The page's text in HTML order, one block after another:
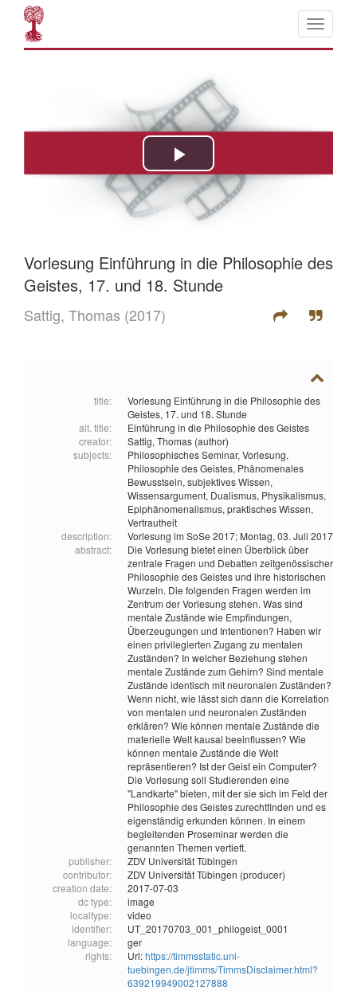
Vorlesung Einführung in die Philosophie des
Geistes, 17. und 18. Stunde
Sattig, Thomas (2017)
title:
Vorlesung Einführung in die Philosophie des
Geistes, 17. und 18. Stunde
alt. title:
Einführung in die Philosophie des Geistes
creator:
Sattig, Thomas (author)
subjects:
Philosophisches Seminar, Vorlesung,
Philosophie des Geistes, Phänomenales
Bewusstsein, subjektives Wissen,
Wissensargument, Dualismus, Physikalismus,
Epiphänomenalismus, praktisches Wissen,
Vertrautheit
description:
Vorlesung im SoSe 2017; Montag, 03. Juli 2017
abstract:
Die Vorlesung bietet einen Überblick über
zentrale Fragen und Debatten zeitgenössischer
Philosophie des Geistes und ihre historischen
Wurzeln. Die folgenden Fragen werden im
Zentrum der Vorlesung stehen. Was sind
mentale Zustände wie Empfindungen,
Überzeugungen und Intentionen? Haben wir
einen privilegierten Zugang zu mentalen
Zuständen? In welcher Beziehung stehen
mentale Zustände zum Gehirn? Sind mentale
Zustände identisch mit neuronalen Zuständen?
Wenn nicht, wie lässt sich dann die Korrelation
von mentalen und neuronalen Zuständen
erklären? Wie können mentale Zustände die
materielle Welt kausal beeinflussen? Wie
können mentale Zustände die Welt
repräsentieren? Ist der Geist ein Computer?
Die Vorlesung soll Studierenden eine
"Landkarte" bieten, mit der sie sich im Feld der
Philosophie des Geistes zurechtfinden und es
eigenständig erkunden können. In einem
begleitenden Proseminar werden die
genannten Themen vertieft.
publisher:
ZDV Universität Tübingen
contributor:
ZDV Universität Tübingen (producer)
creation date:
2017-07-03
dc type:
image
localtype:
video
identifier:
UT_20170703_001_philogeist_0001
language:
ger
rights:
Url:https://timmsstatic.uni-
tuebingen.de/jtimms/TimmsDisclaimer.html?
639219949002127888